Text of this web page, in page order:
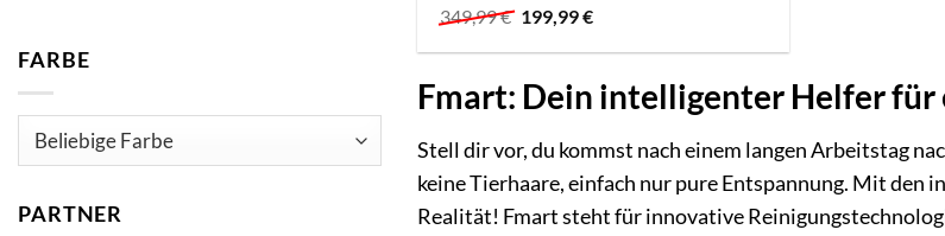
FARBE
PARTNER
349,99€ Ursprünglicher
Preis
war:
199,99€Aktueller
ist:
Fmart: Dein intelligenter Helfer für
Stell dir vor, du kommst nach einem langen Arbeitstag
keine Tierhaare, einfach nur pure Entspannung. Mit
Realität! Fmart steht für innovative